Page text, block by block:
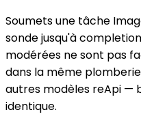
Soumets une tâche
sonde jusqu'à
modérées ne sont pas
dans la même
autres modèles reApi —
identique.